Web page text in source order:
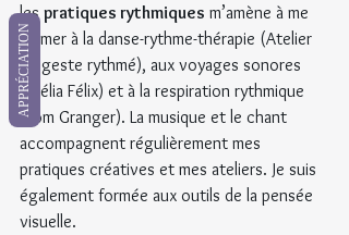
les pratiques rythmiques m’amène à me
former à la danse-rythme-thérapie (Atelier
du geste rythmé), aux voyages sonores
(Clélia Félix) et à la respiration rythmique
(Tom Granger). La musique et le chant
accompagnent régulièrement mes
pratiques créatives et mes ateliers. Je suis
également formée aux outils de la pensée
visuelle.
APPRÉCIATION